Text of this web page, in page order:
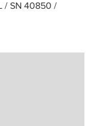
/ SN 40850 /